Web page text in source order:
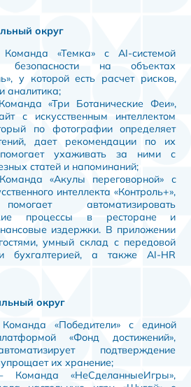
округ
«Темка» с AI-системой
безопасности на объектах
у которой есть расчет рисков,
аналитика;
«Три Ботанические Феи»,
с искусственным интеллектом
по фотографии определяет
дает рекомендации по их
ухаживать за ними с
статей и напоминаний;
«Акулы переговорной» с
интеллекта «Контроль+»,
автоматизировать
процессы в ресторане и
издержки. В приложении
умный склад с передовой
бухгалтерией, а также AI-HR
округ
«Победители» с единой
«Фонд достижений»,
подтверждение
их хранение;
«НеСделанныеИгры»,